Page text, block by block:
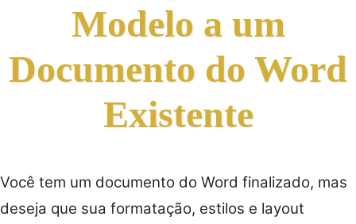
Modelo a um
Documento do Word
Existente
Você tem um documento do Word finalizado, mas
deseja que sua formatação, estilos e layout